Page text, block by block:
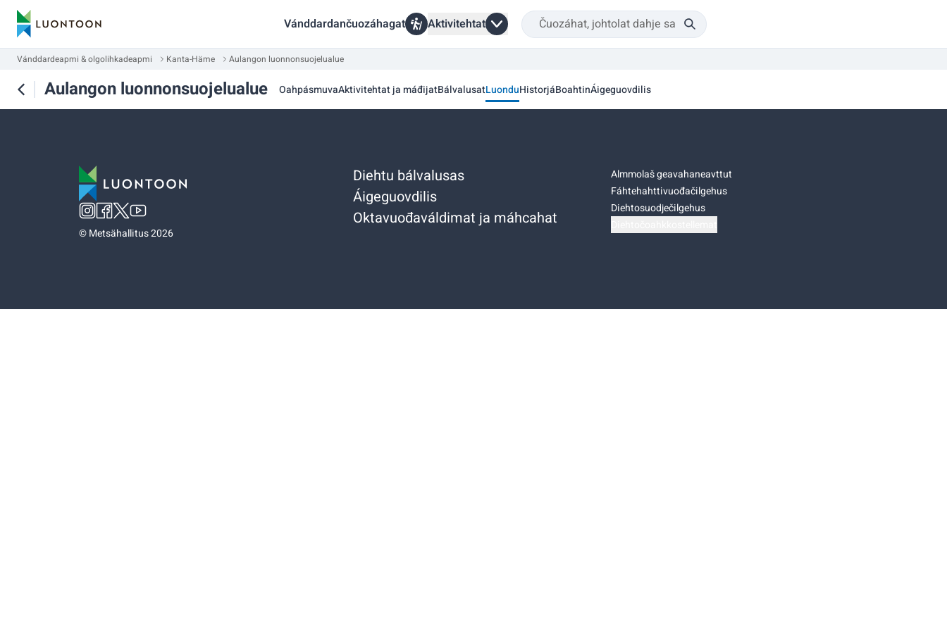
Vánddardančuozáhagat Aktivitehtat
Vánddardeapmi & olgolihkadeapmi Kanta-Häme Aulangon luonnonsuojelualue
Aulangon luonnonsuojelualue OahpásmuvaAktivitehtat ja máđijatBálvalusatLuonduHistorjáBoahtinÁigeguovdilis
©Metsähallitus 2026
Diehtu bálvalusas
Áigeguovdilis
Oktavuođaváldimat ja máhcahat
Almmolaš geavahaneavttut
Fáhtehahttivuođačilgehus
Diehtosuodječilgehus